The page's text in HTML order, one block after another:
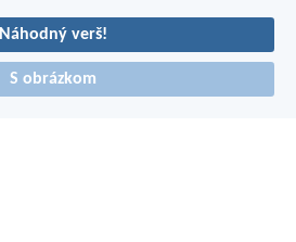
Náhodný verš!
S obrázkom